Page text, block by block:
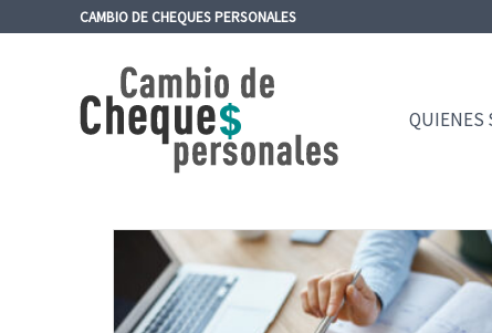
CAMBIO DE CHEQUES PERSONALES
QUIENES